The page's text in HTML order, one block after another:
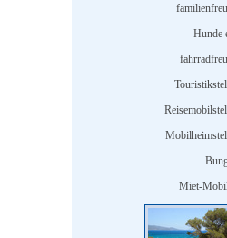
Hunde
Miet-